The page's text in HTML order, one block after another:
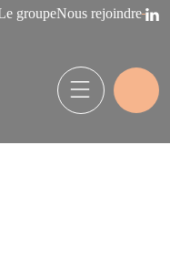
groupeNous rejoindre